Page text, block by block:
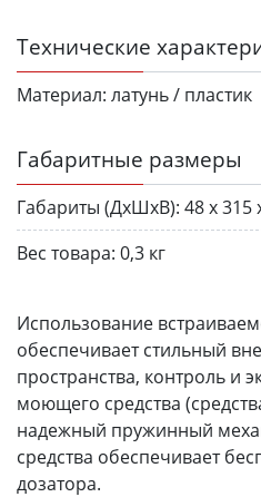
Технические
Материал: латунь / пластик
Габаритные размеры
Габариты (ДхШхВ): 48 х 315
Вес товара: 0,3 кг
Использование
обеспечивает стильный
пространства, контроль и
моющего средства
надежный пружинный
средства обеспечивает
дозатора.